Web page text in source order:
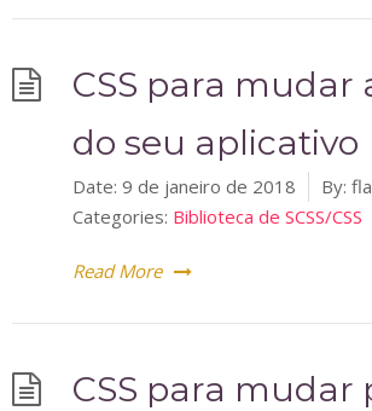
CSS para mudar
do seu aplicativo
Date: 9 de janeiro de 2018 By:
Categories: Biblioteca de SCSS/CSS
Read More
CSS para mudar